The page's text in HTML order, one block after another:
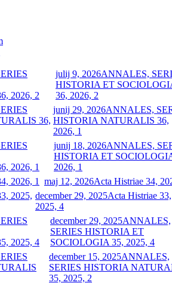
julij 9, 2026ANNALES,
HISTORIA ET
36, 2026, 2
junij 29, 2026ANNALES,
HISTORIA NATURALIS 36,
2026, 1
junij 18, 2026ANNALES,
HISTORIA ET
2026, 1
maj 12, 2026Acta Histriae 34,
december 29, 2025Acta Histriae 33,
2025, 4
december 29, 2025ANNALES,
SERIES HISTORIA ET
SOCIOLOGIA 35, 2025, 4
december 15, 2025ANNALES,
SERIES HISTORIA
35, 2025, 2